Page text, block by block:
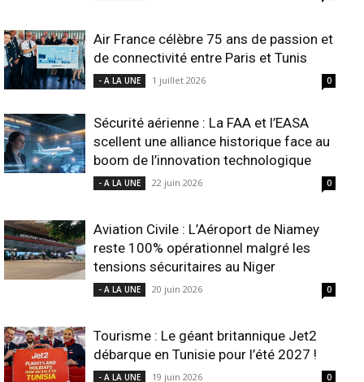
Air France célèbre 75 ans de passion et
de connectivité entre Paris et Tunis
- A LA UNE 1 juillet 2026 0
Sécurité aérienne : La FAA et l’EASA
scellent une alliance historique face au
boom de l’innovation technologique
- A LA UNE 22 juin 2026 0
Aviation Civile : L’Aéroport de Niamey
reste 100% opérationnel malgré les
tensions sécuritaires au Niger
- A LA UNE 20 juin 2026 0
Tourisme : Le géant britannique Jet2
débarque en Tunisie pour l’été 2027 !
- A LA UNE 19 juin 2026 0